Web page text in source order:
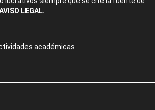
LEGAL.
académicas